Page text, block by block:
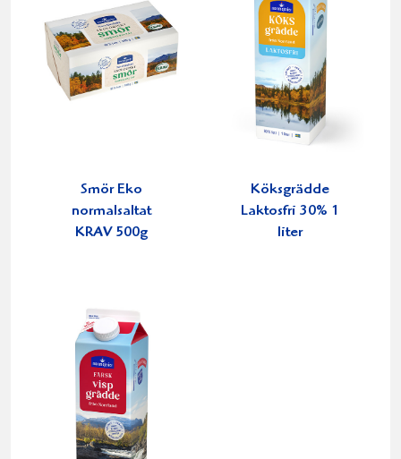
Smör Eko
normalsaltat
KRAV 500g
Köksgrädde
Laktosfri 30% 1
liter